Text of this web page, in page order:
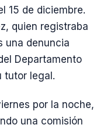
15 de diciembre.
quien registraba
una denuncia
Departamento
tutor legal.
por la noche,
una comisión